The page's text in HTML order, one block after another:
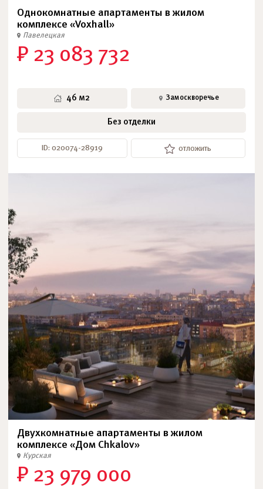
Однокомнатные апартаменты в жилом
комплексе «Voxhall»
Павелецкая
₽ 23 083 732
46 м2 Замоскворечье
Без отделки
ID: 020074-28919 отложить
Двухкомнатные апартаменты в жилом
комплексе «Дом Chkalov»
Курская
₽ 23 979 000